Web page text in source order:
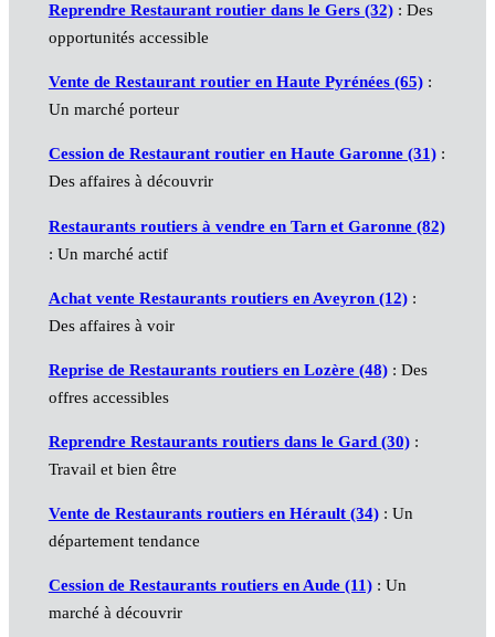
Reprendre Restaurant routier dans le Gers (32): Des
opportunités accessible
Vente de Restaurant routier en Haute Pyrénées (65):
Un marché porteur
Cession de Restaurant routier en Haute Garonne (31):
Des affaires à découvrir
Restaurants routiers à vendre en Tarn et Garonne (82)
: Un marché actif
Achat vente Restaurants routiers en Aveyron (12):
Des affaires à voir
Reprise de Restaurants routiers en Lozère (48): Des
offres accessibles
Reprendre Restaurants routiers dans le Gard (30):
Travail et bien être
Vente de Restaurants routiers en Hérault (34): Un
département tendance
Cession de Restaurants routiers en Aude (11): Un
marché à découvrir